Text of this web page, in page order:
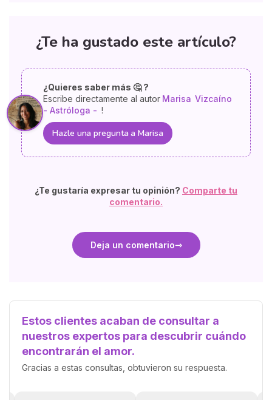
¿Te ha gustado este artículo?
¿Quieres saber más 🤔 ?
Escribe directamente al autor Marisa Vizcaíno
- Astróloga - !
Hazle una pregunta a Marisa
¿Te gustaría expresar tu opinión? Comparte tu
comentario.
Deja un comentario
Estos clientes acaban de consultar a
nuestros expertos para descubrir cuándo
encontrarán el amor.
Gracias a estas consultas, obtuvieron su respuesta.